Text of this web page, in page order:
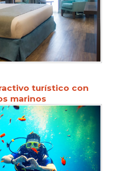
turístico con
marinos